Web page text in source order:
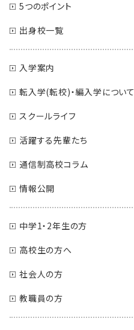
5つのポイント
出身校一覧
入学案内
転入学(転校)・編入学について
スクールライフ
活躍する先輩たち
通信制高校コラム
情報公開
中学1・2年生の方
高校生の方へ
社会人の方
教職員の方